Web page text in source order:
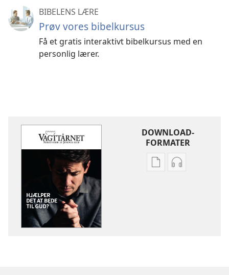
BIBELENS LÆRE
Prøv vores bibelkursus
Få et gratis interaktivt bibelkursus med en
personlig lærer.
DOWNLOAD-
FORMATER
IndstillingerIndstillinger